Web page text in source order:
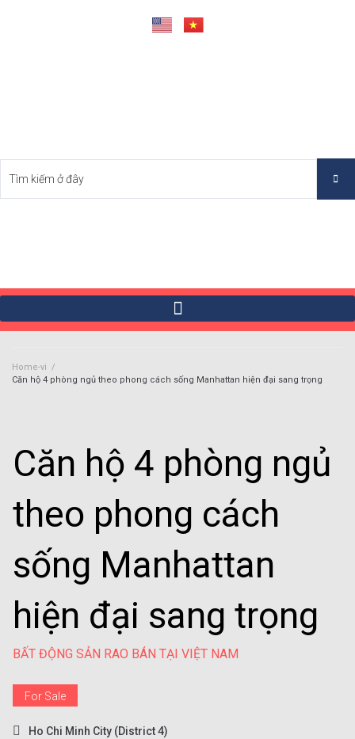
Home-vi /
Căn hộ 4 phòng ngủ theo phong cách sống Manhattan hiện đại sang trọng
Căn hộ 4 phòng ngủ
theo phong cách
sống Manhattan
hiện đại sang trọng
BẤT ĐỘNG SẢN RAO BÁN TẠI VIỆT NAM
For Sale
Ho Chi Minh City (District 4)